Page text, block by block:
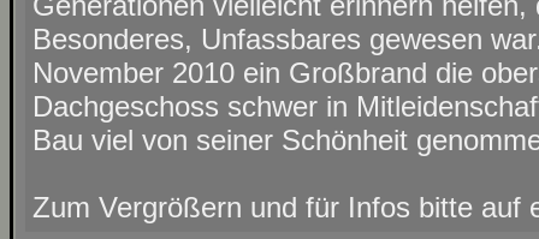
Besonderes, Unfassbares gewesen
November 2010 ein Großbrand die
Dachgeschoss schwer in
Bau viel von seiner Schönheit
Zum Vergrößern und für Infos bitte auf